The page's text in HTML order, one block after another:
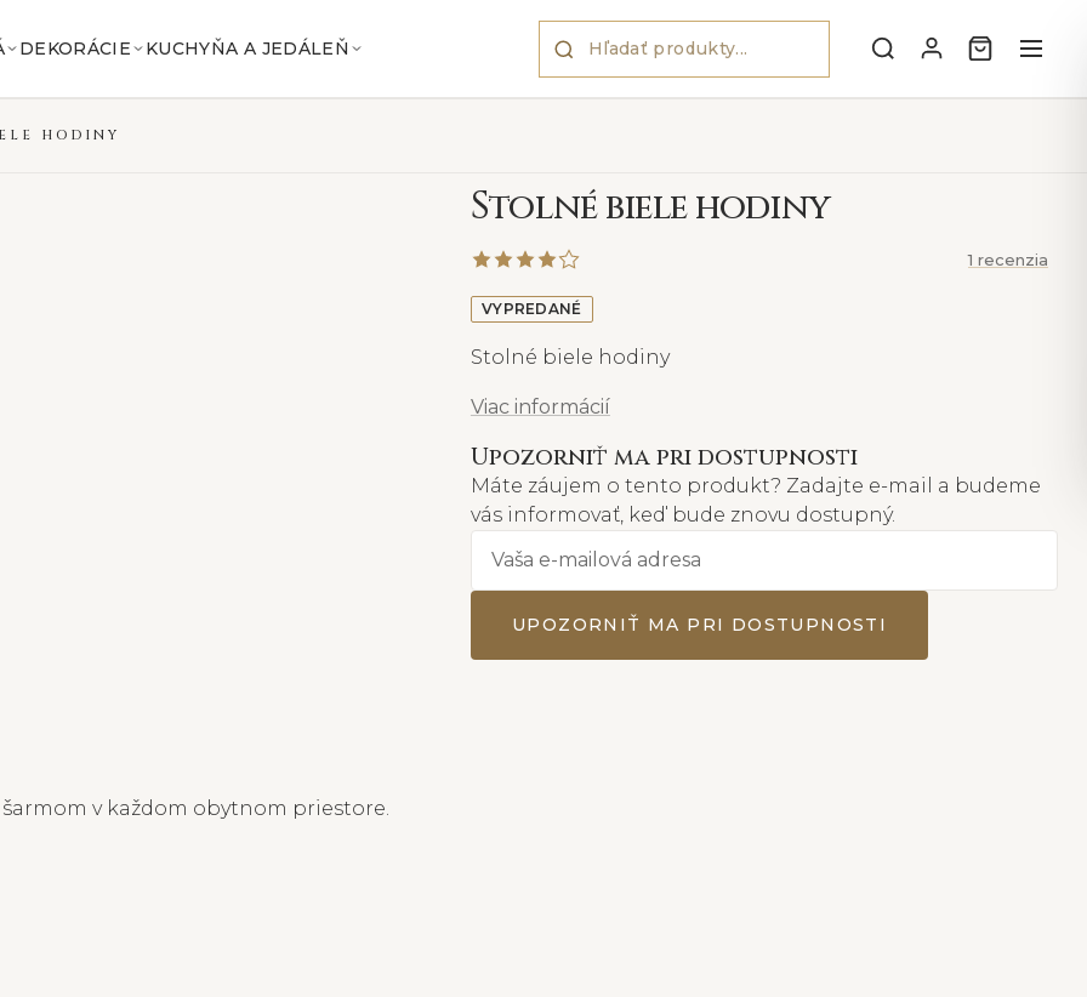
DEKORÁCIE KUCHYŇA A JEDÁLEŇ
HODINY
Stolné biele hodiny
1 recenzia
VYPREDANÉ
Stolné biele hodiny
Viac informácií
Upozorniť ma pri dostupnosti
Máte záujem o tento produkt? Zadajte e-mail a budeme
vás informovať, keď bude znovu dostupný.
UPOZORNIŤ MA PRI DOSTUPNOSTI
v každom obytnom priestore.